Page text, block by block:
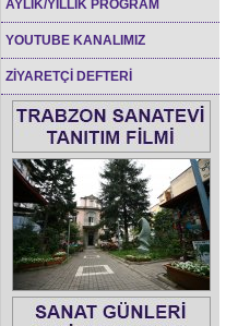
AYLIK/YILLIK PROGRAM
YOUTUBE KANALIMIZ
ZİYARETÇİ DEFTERİ